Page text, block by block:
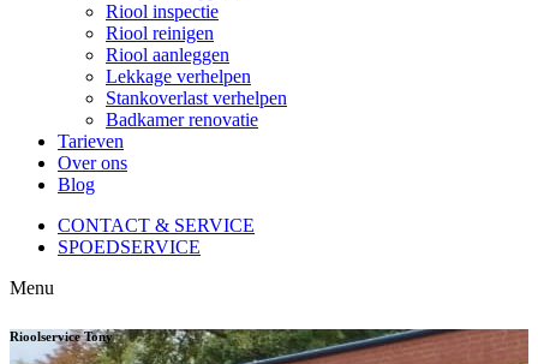
Riool inspectie
Riool reinigen
Riool aanleggen
Lekkage verhelpen
Stankoverlast verhelpen
Badkamer renovatie
Tarieven
Over ons
Blog
CONTACT & SERVICE
SPOEDSERVICE
Menu
Rioolservice Tony